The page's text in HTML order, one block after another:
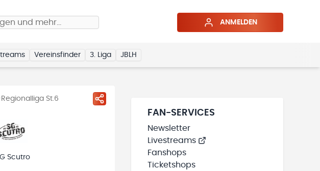
und mehr… ANMELDEN
Vereinsfinder 3. Liga JBLH
St.6
Scutro
FAN-SERVICES
Newsletter
Livestreams
Fanshops
Ticketshops